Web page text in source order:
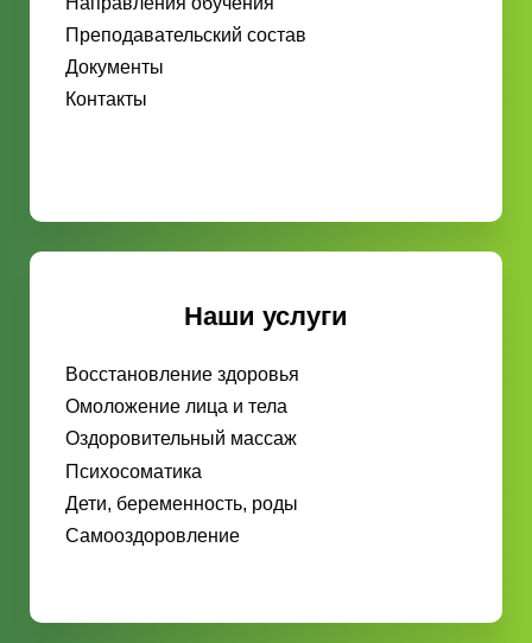
Преподавательский состав
Документы
Контакты
Наши услуги
Восстановление здоровья
Омоложение лица и тела
Оздоровительный массаж
Психосоматика
Дети, беременность, роды
Самооздоровление